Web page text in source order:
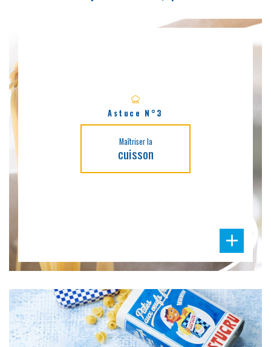
Astuce N°3
Maîtriser la
cuisson